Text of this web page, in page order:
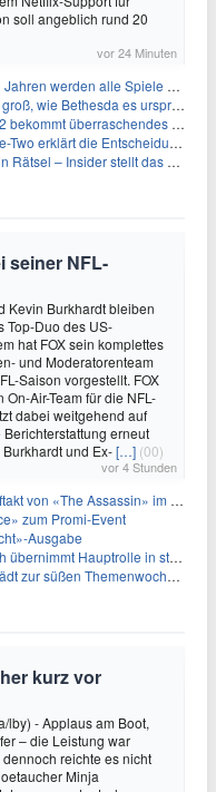
soll angeblich rund 20
vor 24 Minuten
werden alle Spiele gestreamt
Bethesda es ursprünglich wollte
PS5-Update mit gewünschter Komfortfunktion
die Entscheidung für Download-Codes
Insider stellt das neue Gerücht klar
seiner NFL-
Kevin Burkhardt bleiben
Top-Duo des US-
hat FOX sein komplettes
und Moderatorenteam
Saison vorgestellt. FOX
On-Air-Team für die NFL-
dabei weitgehend auf
erneut
und Ex-[…] (00)
vor 4 Stunden
«The Assassin» im Fernsehen
zum Promi-Event
Ausgabe
in starbesetzter schwarzer Komödie
zur süßen Themenwoche ein
kurz vor
lby) - Applaus am Boot,
– die Leistung war
reichte es nicht
Minja